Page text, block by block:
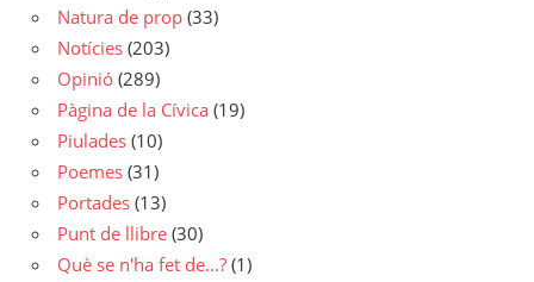
Natura de prop (33)
Notícies (203)
Opinió (289)
Pàgina de la Cívica (19)
Piulades (10)
Poemes (31)
Portades (13)
Punt de llibre (30)
Què se n'ha fet de…? (1)